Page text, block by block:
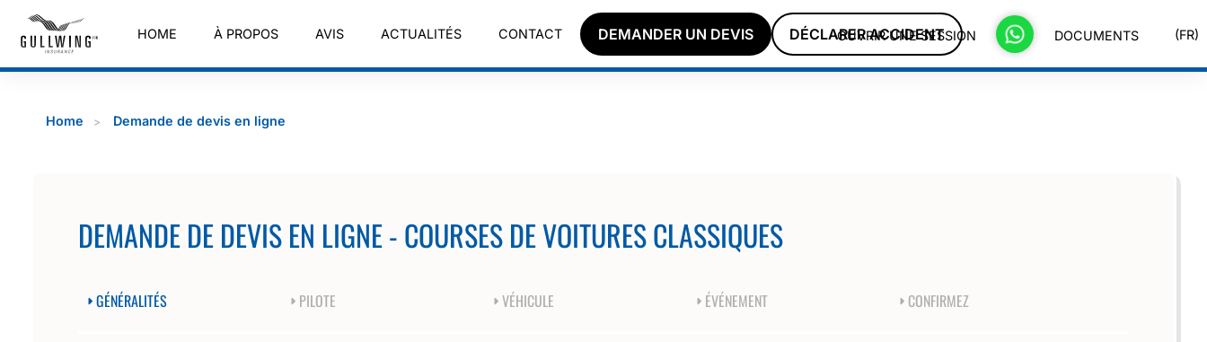
HOME À PROPOS AVIS ACTUALITÉS CONTACT DEMANDER UN DEVIS DÉCLARER ACCIDENT
OUVRIR UNE SESSION DOCUMENTS (FR)
Home Demande de devis en ligne
DEMANDE DE DEVIS EN LIGNE - COURSES DE VOITURES CLASSIQUES
GÉNÉRALITÉS PILOTE VÉHICULE ÉVÉNEMENT CONFIRMEZ